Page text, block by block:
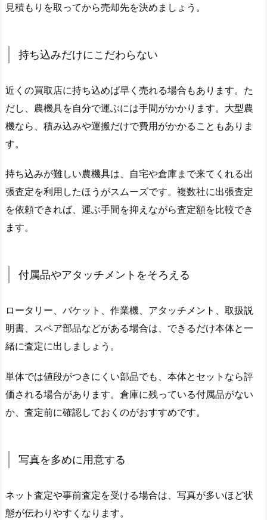
見積もりを取ってから売却先を決めましょう。
持ち込みだけにこだわらない
近くの買取店に持ち込めば早く売れる場合もあります。た
だし、農機具を自分で運ぶには手間がかかります。大型農
機なら、積み込みや運搬だけで費用がかかることもありま
す。
持ち込みが難しい農機具は、自宅や倉庫まで来てくれる出
張査定を利用したほうがスムーズです。複数社に出張査定
を依頼できれば、運ぶ手間を抑えながら査定額を比較でき
ます。
付属品やアタッチメントをそろえる
ロータリー、バケット、作業機、アタッチメント、取扱説
明書、スペア部品などがある場合は、できるだけ本体と一
緒に査定に出しましょう。
単体では値段がつきにくい部品でも、本体とセットなら評
価される場合があります。倉庫に残っている付属品がない
か、査定前に確認しておくのがおすすめです。
写真を多めに用意する
ネット査定や事前査定を受ける場合は、写真が多いほど状
態が伝わりやすくなります。